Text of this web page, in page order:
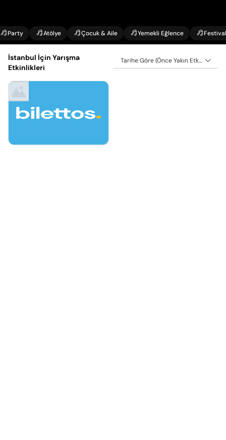
Party Atölye Çocuk & Aile Yemekli Eğlence Festival
İstanbul İçin Yarışma
Etkinlikleri
Tarihe Göre (Önce Yakın Etkinlikler)
11 Ağu - 25 Ağu